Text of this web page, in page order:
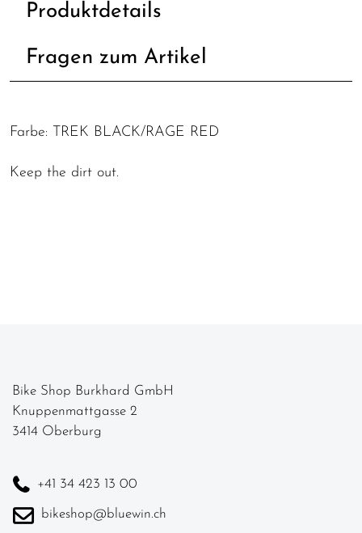
Produktdetails
Fragen zum Artikel
Farbe: TREK BLACK/RAGE RED
Keep the dirt out.
Bike Shop Burkhard GmbH
Knuppenmattgasse 2
3414 Oberburg
+41 34 423 13 00
bikeshop@bluewin.ch